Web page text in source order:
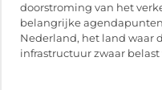
doorstroming van het
belangrijke
Nederland, het land waar
infrastructuur zwaar belast